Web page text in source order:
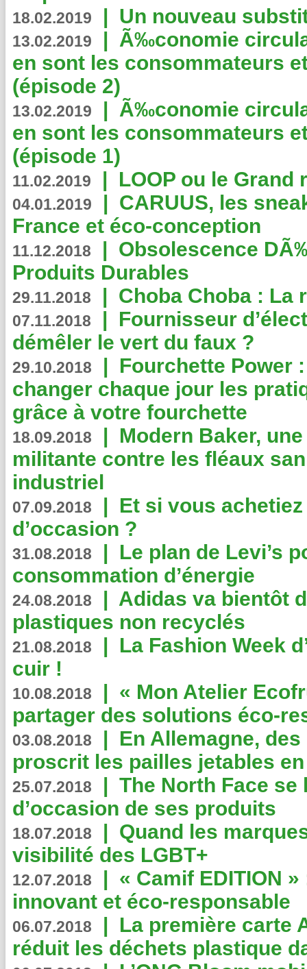
18.02.2019 | Un nouveau
13.02.2019 | Ã‰conomie
en sont les consommateurs
(épisode 2)
13.02.2019 | Ã‰conomie
en sont les consommateurs
(épisode 1)
11.02.2019 | LOOP ou le Grand
04.01.2019 | CARUUS, les
France et éco-conception
11.12.2018 | Obsolescence
Produits Durables
29.11.2018 | Choba Choba : La
07.11.2018 | Fournisseur
démêler le vert du faux ?
29.10.2018 | Fourchette Power
changer chaque jour les
grâce à votre fourchette
18.09.2018 | Modern Baker,
militante contre les fléaux
industriel
07.09.2018 | Et si vous
d’occasion ?
31.08.2018 | Le plan de Levi’s
consommation d’énergie
24.08.2018 | Adidas va bientôt
plastiques non recyclés
21.08.2018 | La Fashion Week
cuir !
10.08.2018 | « Mon Atelier
partager des solutions éco-
03.08.2018 | En Allemagne,
proscrit les pailles jetables
25.07.2018 | The North Face se
d’occasion de ses produits
18.07.2018 | Quand les
visibilité des LGBT+
12.07.2018 | « Camif EDITION
innovant et éco-responsable
06.07.2018 | La première carte
réduit les déchets plastique